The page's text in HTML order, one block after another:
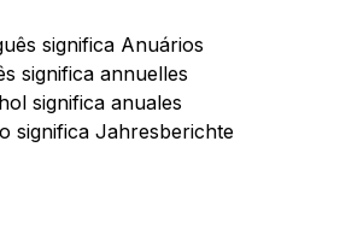
significa Anuários
significa annuelles
significa anuales
significa Jahresberichte